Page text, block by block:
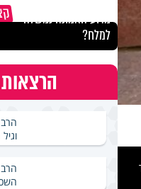
מדוע האמונה נמשלה
למלח?
הרצאות
הרב